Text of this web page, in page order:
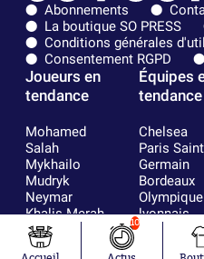
Abonnements
La boutique SO PRESS
Conditions générales
Consentement RGPD
Joueurs en
tendance
Mohamed
Salah
Mykhailo
Mudryk
Neymar
Khalis Merah
Loïs Openda
Moussa
Équipes
tendance
Chelsea
Paris
Germain
Bordeaux
Olympique
lyonnais
FIFA
Real
10